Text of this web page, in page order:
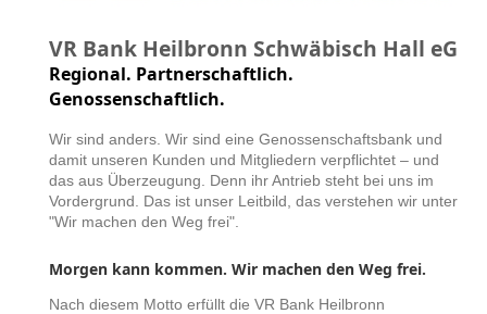
VR Bank Heilbronn Schwäbisch Hall eG
Regional. Partnerschaftlich.
Genossenschaftlich.
Wir sind anders. Wir sind eine Genossenschaftsbank und
damit unseren Kunden und Mitgliedern verpflichtet – und
das aus Überzeugung. Denn ihr Antrieb steht bei uns im
Vordergrund. Das ist unser Leitbild, das verstehen wir unter
"Wir machen den Weg frei".
Morgen kann kommen. Wir machen den Weg frei.
Nach diesem Motto erfüllt die VR Bank Heilbronn